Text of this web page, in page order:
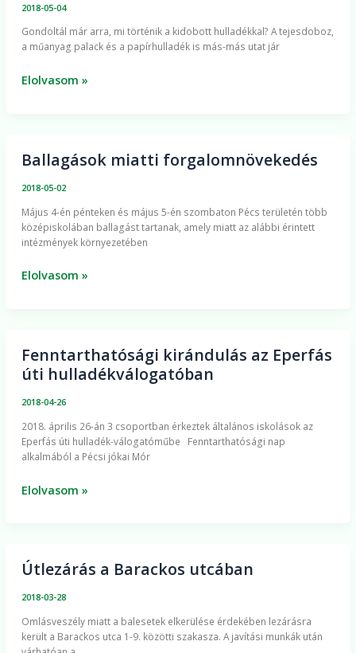
2018-05-04
Gondoltál már arra, mi történik a kidobott hulladékkal? A tejesdoboz,
a műanyag palack és a papírhulladék is más-más utat jár
központban
Elolvasom »
Ballagások miatti forgalomnövekedés
2018-05-02
Május 4-én pénteken és május 5-én szombaton Pécs területén több
középiskolában ballagást tartanak, amely miatt az alábbi érintett
intézmények környezetében
Ballagások
Elolvasom »
Fenntarthatósági kirándulás az Eperfás
úti hulladékválogatóban
2018-04-26
2018. április 26-án 3 csoportban érkeztek általános iskolások az
Eperfás úti hulladék-válogatóműbe Fenntarthatósági nap
alkalmából a Pécsi jókai Mór
Fenntarthatósági
kirándulás
úti
hulladékválogatóban
Elolvasom »
Útlezárás a Barackos utcában
2018-03-28
Omlásveszély miatt a balesetek elkerülése érdekében lezárásra
került a Barackos utca 1-9. közötti szakasza. A javítási munkák után
Útlezárás
utcában